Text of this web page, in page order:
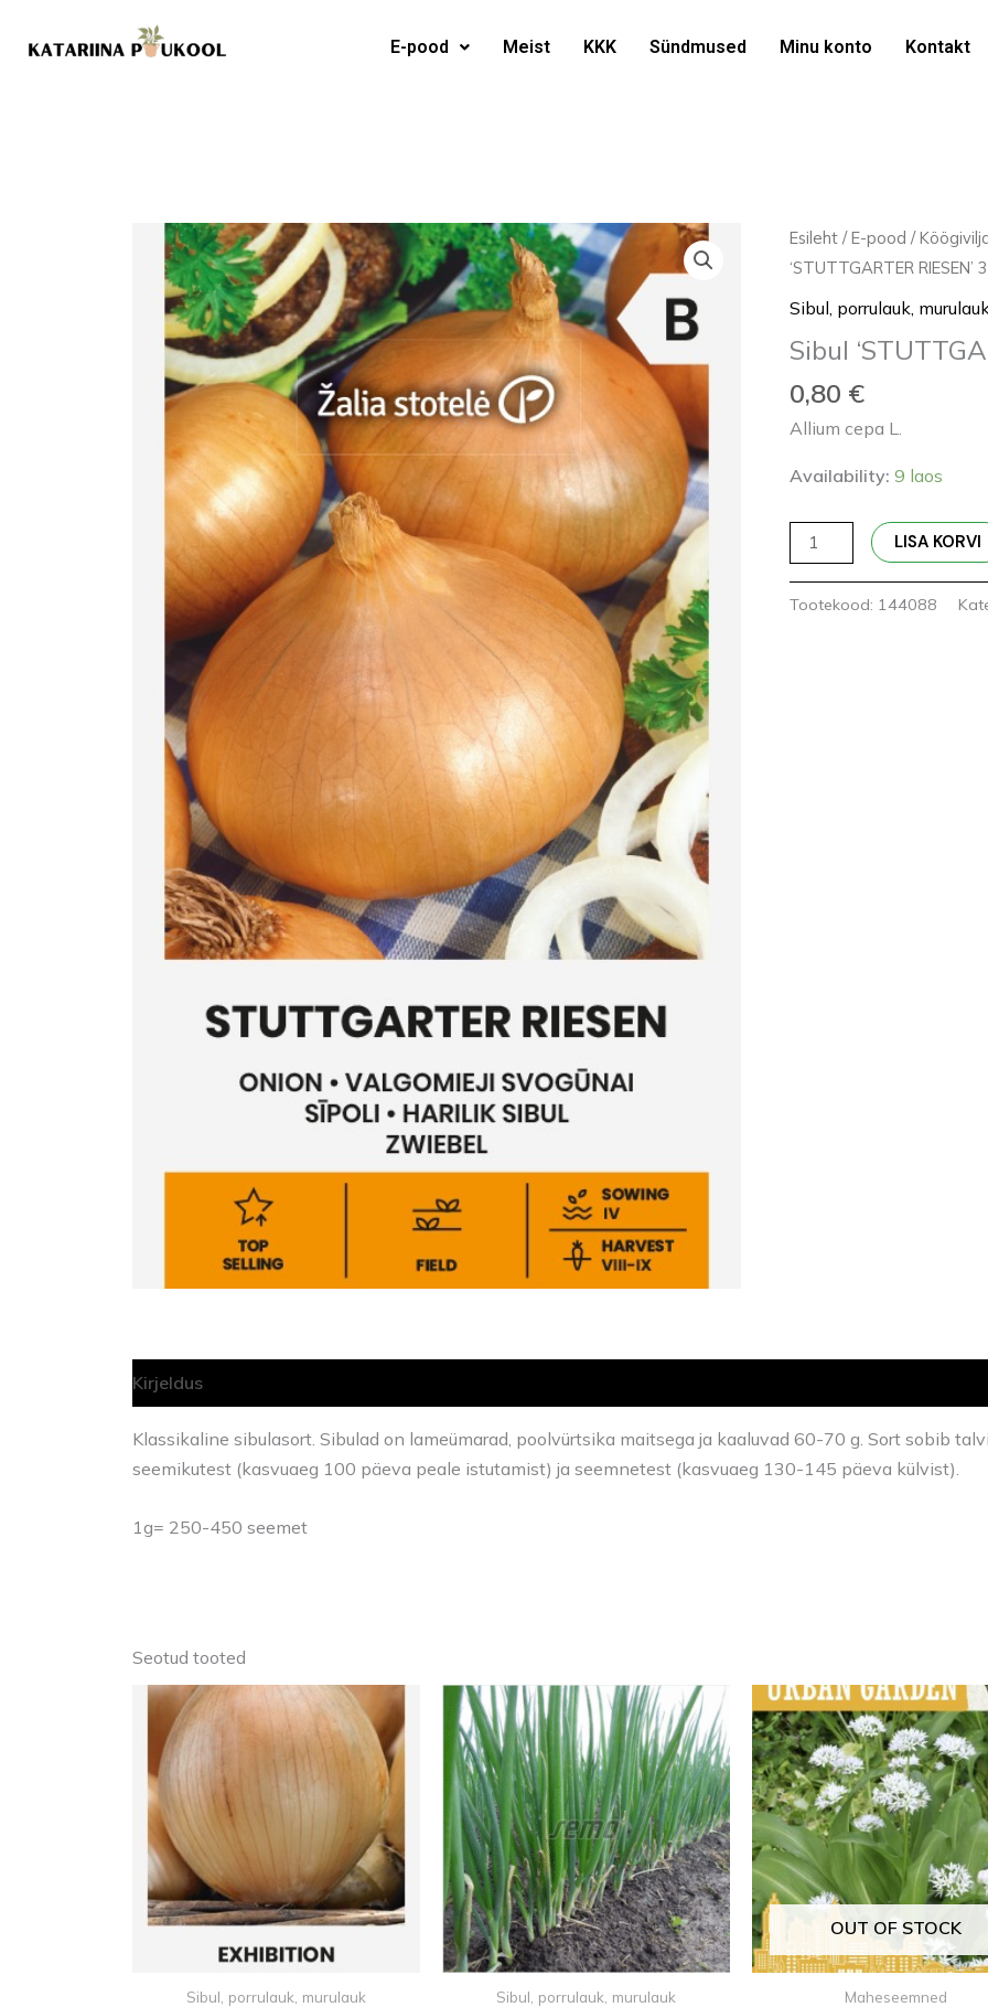
E-pood Meist KKK Sündmused Minu konto Kontakt
Esileht /E-pood /
‘STUTTGARTER RIESEN’
Sibul, porrulauk,
Sibul
0,80 €
Allium cepa L.
Availability: 9 laos
Sibul
'STUTTGARTER
RIESEN'
kogus
LISA KORVI
Tootekood: 144088
Kirjeldus
Klassikaline sibulasort. Sibulad on lameümarad, poolvürtsika maitsega ja kaaluvad 60-70 g. Sort sobib
seemikutest (kasvuaeg 100 päeva peale istutamist) ja seemnetest (kasvuaeg 130-145 päeva külvist).
1g= 250-450 seemet
Seotud tooted
Sibul, porrulauk, murulauk Sibul, porrulauk, murulauk
OUT OF STOCK
Maheseemned